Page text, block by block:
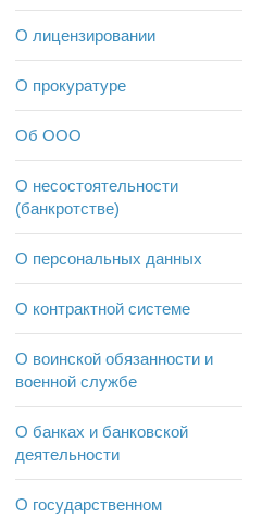
О лицензировании
О прокуратуре
Об ООО
О несостоятельности
(банкротстве)
О персональных данных
О контрактной системе
О воинской обязанности и
военной службе
О банках и банковской
деятельности
О государственном